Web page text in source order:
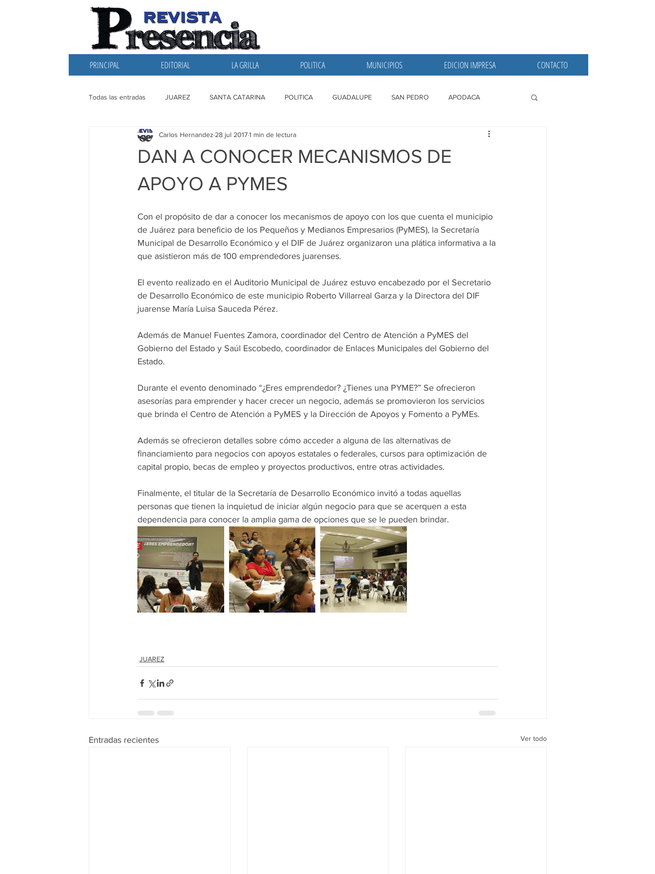
PRINCIPAL EDITORIAL LA GRILLA POLITICA MUNICIPIOS EDICION IMPRESA CONTACTO
Todas las entradas JUAREZ SANTA CATARINA POLITICA GUADALUPE SAN PEDRO APODACA
EDITORIAL SANTIAGO LA GRILLA SAN NICOLAS
DAN A CONOCER MECANISMOS DE
APOYO A PYMES
Carlos Hernandez 28 jul 20171 min de lectura
Con el propósito de dar a conocer los mecanismos de apoyo con los que cuenta el municipio
de Juárez para beneficio de los Pequeños y Medianos Empresarios (PyMES), la Secretaría
Municipal de Desarrollo Económico y el DIF de Juárez organizaron una plática informativa a la
que asistieron más de 100 emprendedores juarenses.
El evento realizado en el Auditorio Municipal de Juárez estuvo encabezado por el Secretario
de Desarrollo Económico de este municipio Roberto Villarreal Garza y la Directora del DIF
juarense María Luisa Sauceda Pérez.
Además de Manuel Fuentes Zamora, coordinador del Centro de Atención a PyMES del
Gobierno del Estado y Saúl Escobedo, coordinador de Enlaces Municipales del Gobierno del
Estado.
Durante el evento denominado “¿Eres emprendedor? ¿Tienes una PYME?” Se ofrecieron
asesorías para emprender y hacer crecer un negocio, además se promovieron los servicios
que brinda el Centro de Atención a PyMES y la Dirección de Apoyos y Fomento a PyMEs.
Además se ofrecieron detalles sobre cómo acceder a alguna de las alternativas de
financiamiento para negocios con apoyos estatales o federales, cursos para optimización de
capital propio, becas de empleo y proyectos productivos, entre otras actividades.
Finalmente, el titular de la Secretaría de Desarrollo Económico invitó a todas aquellas
personas que tienen la inquietud de iniciar algún negocio para que se acerquen a esta
dependencia para conocer la amplia gama de opciones que se le pueden brindar.
JUAREZ
Entradas recientes Ver todo